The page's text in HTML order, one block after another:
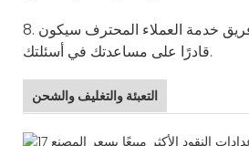
8. خدمة العملاء المحترف سيكون
قادرًا على مساعدتك في أسئلتك.
التعبئة والتغليف والشحن